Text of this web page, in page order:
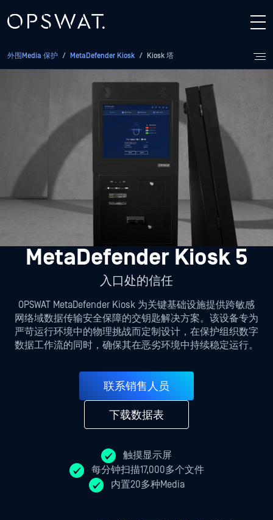
外围Media 保护 / MetaDefender Kiosk / Kiosk 塔
MetaDefender Kiosk 5
入口处的信任
OPSWAT MetaDefender Kiosk 为关键基础设施提供跨敏感
网络域数据传输安全保障的交钥匙解决方案。该设备专为
严苛运行环境中的物理挑战而定制设计，在保护组织数字
数据工作流的同时，确保其在恶劣环境中持续稳定运行。
联系销售人员
下载数据表
触摸显示屏
每分钟扫描17,000多个文件
内置20多种Media